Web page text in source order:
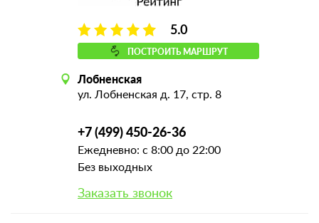
5.0
ПОСТРОИТЬ МАРШРУТ
Лобненская
ул. Лобненская д. 17, стр. 8
+7 (499) 450-26-36
Ежедневно: с 8:00 до 22:00
Без выходных
Заказать звонок